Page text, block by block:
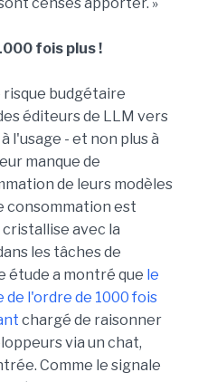
fois plus !
risque budgétaire
éditeurs de LLM vers
l'usage - et non plus à
manque de
de leurs modèles
consommation est
avec la
les tâches de
étude a montré que le
de l'ordre de 1000 fois
chargé de raisonner
via un chat,
Comme le signale